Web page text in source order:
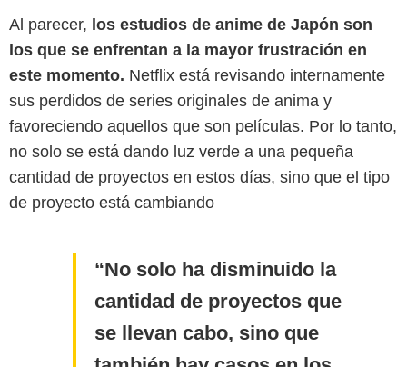
Al parecer, los estudios de anime de Japón son
los que se enfrentan a la mayor frustración en
este momento. Netflix está revisando internamente
sus perdidos de series originales de anima y
favoreciendo aquellos que son películas. Por lo tanto,
no solo se está dando luz verde a una pequeña
cantidad de proyectos en estos días, sino que el tipo
de proyecto está cambiando
No solo ha disminuido la
cantidad de proyectos que
se llevan cabo, sino que